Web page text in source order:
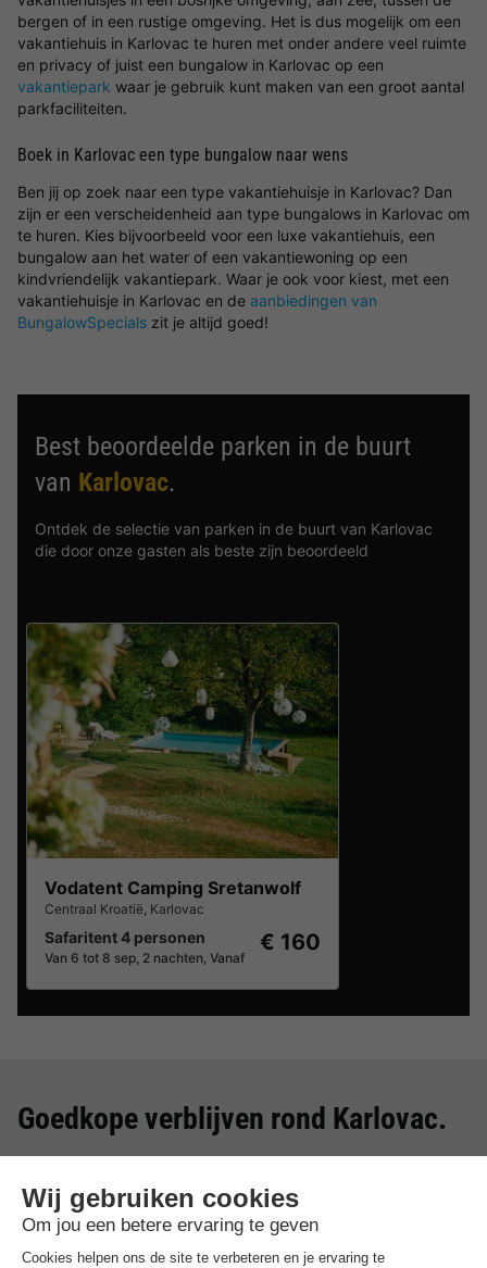
bergen of in een rustige omgeving. Het is dus mogelijk om een
vakantiehuis in Karlovac te huren met onder andere veel ruimte
en privacy of juist een bungalow in Karlovac op een
vakantiepark waar je gebruik kunt maken van een groot aantal
parkfaciliteiten.
Boek in Karlovac een type bungalow naar wens
Ben jij op zoek naar een type vakantiehuisje in Karlovac? Dan
zijn er een verscheidenheid aan type bungalows in Karlovac om
te huren. Kies bijvoorbeeld voor een luxe vakantiehuis, een
bungalow aan het water of een vakantiewoning op een
kindvriendelijk vakantiepark. Waar je ook voor kiest, met een
vakantiehuisje in Karlovac en de aanbiedingen van
BungalowSpecials zit je altijd goed!
Best beoordeelde parken in de buurt
van Karlovac.
Ontdek de selectie van parken in de buurt van Karlovac
die door onze gasten als beste zijn beoordeeld
Vodatent Camping Sretanwolf
Centraal Kroatië, Karlovac
Safaritent 4 personen
Van 6 tot 8 sep, 2 nachten, Vanaf
€ 160
Goedkope verblijven rond Karlovac.
Vodatent Camping Sretanwolf